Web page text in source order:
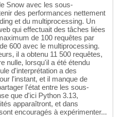
Snow avec les sous-
des performances nettement
et du multiprocessing. Un
qui effectuait des tâches liées
de 100 requêtes par
600 avec le multiprocessing.
il a obtenu 11 500 requêtes,
nulle, lorsqu'il a été étendu
d'interprétation a des
l'instant, et il manque de
l'état entre les sous-
que d'ici Python 3.13,
apparaîtront, et dans
encouragés à expérimenter...